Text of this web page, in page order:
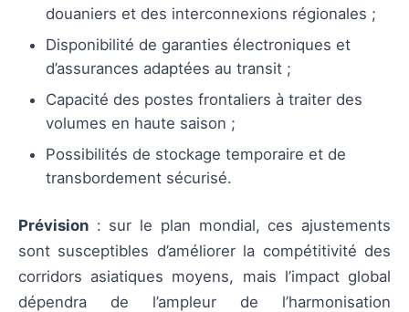
douaniers et des interconnexions régionales ;
Disponibilité de garanties électroniques et
d’assurances adaptées au transit ;
Capacité des postes frontaliers à traiter des
volumes en haute saison ;
Possibilités de stockage temporaire et de
transbordement sécurisé.
Prévision : sur le plan mondial, ces ajustements
sont susceptibles d’améliorer la compétitivité des
corridors asiatiques moyens, mais l’impact global
dépendra de l’ampleur de l’harmonisation